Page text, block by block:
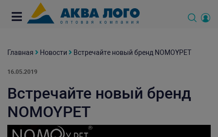
Главная Новости Встречайте новый бренд NOMOYPET
16.05.2019
Встречайте новый бренд
NOMOYPET